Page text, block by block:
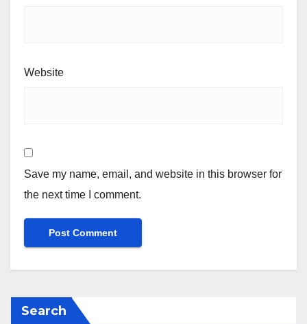
Website
Save my name, email, and website in this browser for
the next time I comment.
Search